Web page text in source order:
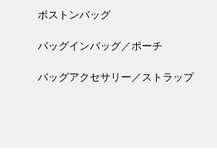
ボストンバッグ
バッグインバッグ／ポーチ
バッグアクセサリー／ストラップ